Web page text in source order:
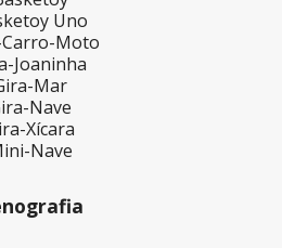
Uno
Moto
Joaninha
Mar
Nave
Xícara
Nave